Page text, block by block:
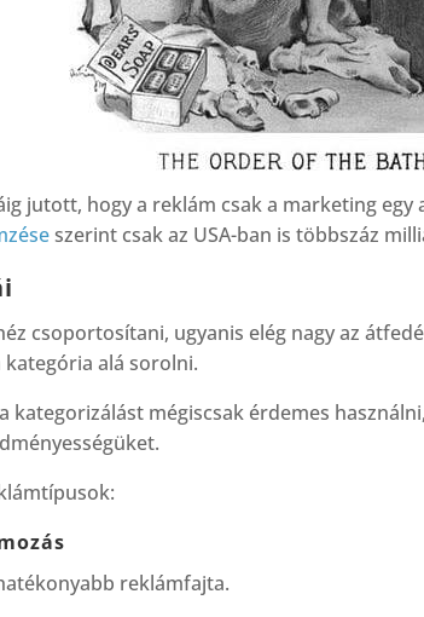
jutott, hogy a reklám csak a marketing egy
szerint csak az USA-ban is többszáz
csoportosítani, ugyanis elég nagy az
alá sorolni.
kategorizálást mégiscsak érdemes
reklámfajta.